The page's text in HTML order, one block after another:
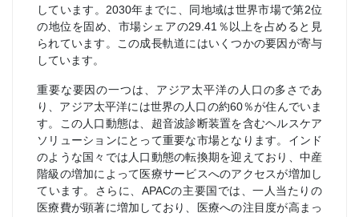
しています。2030年までに、同地域は世界市場で第2位
の地位を固め、市場シェアの29.41％以上を占めると見
られています。この成長軌道にはいくつかの要因が寄与
しています。
重要な要因の一つは、アジア太平洋の人口の多さであ
り、アジア太平洋には世界の人口の約60％が住んでいま
す。この人口動態は、超音波診断装置を含むヘルスケア
ソリューションにとって重要な市場となります。インド
のような国々では人口動態の転換期を迎えており、中産
階級の増加によって医療サービスへのアクセスが増加し
ています。さらに、APACの主要国では、一人当たりの
医療費が顕著に増加しており、医療への注目度が高まっ